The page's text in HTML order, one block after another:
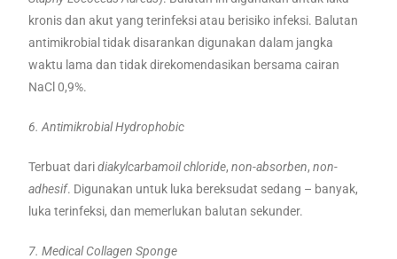
kronis dan akut yang terinfeksi atau berisiko infeksi. Balutan
antimikrobial tidak disarankan digunakan dalam jangka
waktu lama dan tidak direkomendasikan bersama cairan
NaCl 0,9%.
6. Antimikrobial Hydrophobic
Terbuat daridiakylcarbamoil chloride,non-absorben,non-
adhesif. Digunakan untuk luka bereksudat sedang – banyak,
luka terinfeksi, dan memerlukan balutan sekunder.
7. Medical Collagen Sponge